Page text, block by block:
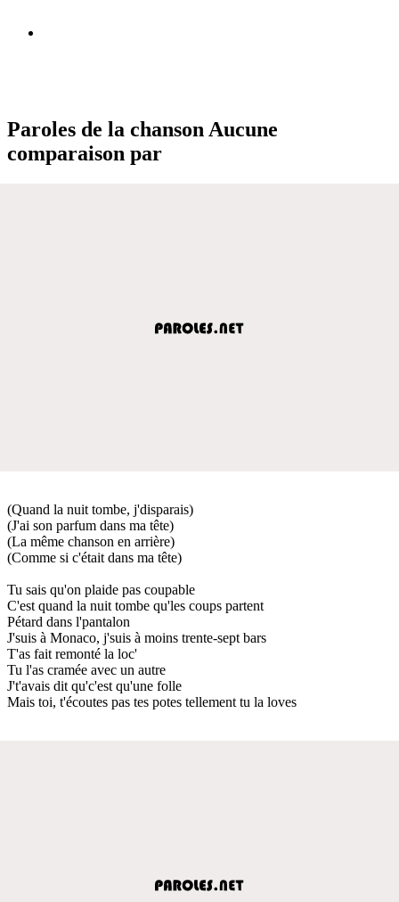
Paroles de la chanson Aucune
comparaison par
(Quand la nuit tombe, j'disparais)
(J'ai son parfum dans ma tête)
(La même chanson en arrière)
(Comme si c'était dans ma tête)
Tu sais qu'on plaide pas coupable
C'est quand la nuit tombe qu'les coups partent
Pétard dans l'pantalon
J'suis à Monaco, j'suis à moins trente-sept bars
T'as fait remonté la loc'
Tu l'as cramée avec un autre
J't'avais dit qu'c'est qu'une folle
Mais toi, t'écoutes pas tes potes tellement tu la loves